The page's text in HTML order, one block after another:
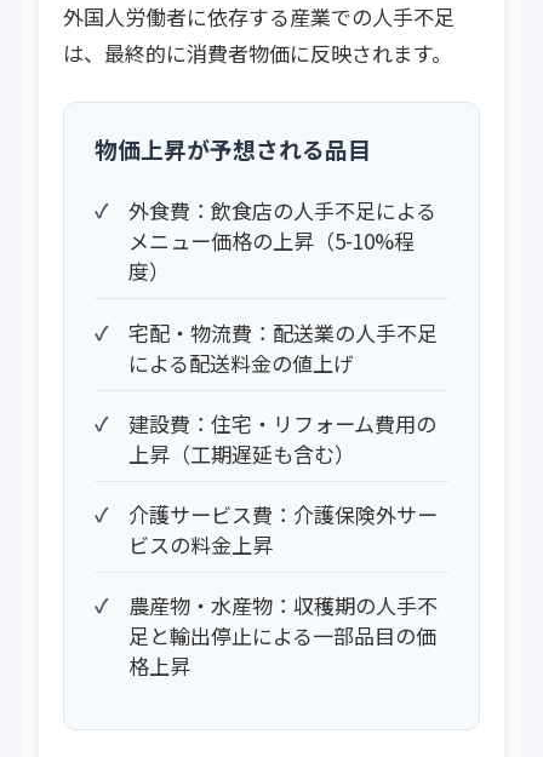
外国人労働者に依存する産業での人手不足
は、最終的に消費者物価に反映されます。
物価上昇が予想される品目
外食費：飲食店の人手不足による
メニュー価格の上昇（5-10%程
度）
宅配・物流費：配送業の人手不足
による配送料金の値上げ
建設費：住宅・リフォーム費用の
上昇（工期遅延も含む）
介護サービス費：介護保険外サー
ビスの料金上昇
農産物・水産物：収穫期の人手不
足と輸出停止による一部品目の価
格上昇